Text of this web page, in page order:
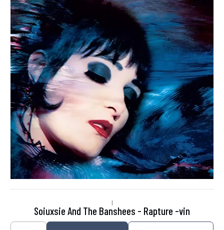
|
Soiuxsie And The Banshees - Rapture -vin